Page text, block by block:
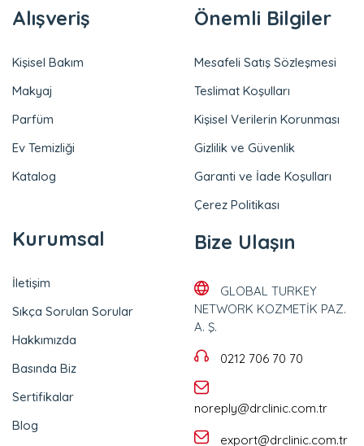
Alışveriş
Kişisel Bakım
Makyaj
Parfüm
Ev Temizliği
Katalog
Önemli Bilgiler
Mesafeli Satış Sözleşmesi
Teslimat Koşulları
Kişisel Verilerin Korunması
Gizlilik ve Güvenlik
Garanti ve İade Koşulları
Çerez Politikası
Kurumsal
İletişim
Sıkça Sorulan Sorular
Hakkımızda
Basında Biz
Sertifikalar
Blog
Bize Ulaşın
GLOBAL TURKEY
NETWORK KOZMETİK PAZ.
A. Ş.
0212 706 70 70
noreply@drclinic.com.tr
export@drclinic.com.tr